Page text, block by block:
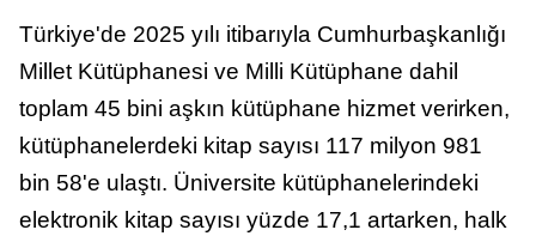
Türkiye'de 2025 yılı itibarıyla Cumhurbaşkanlığı
Millet Kütüphanesi ve Milli Kütüphane dahil
toplam 45 bini aşkın kütüphane hizmet verirken,
kütüphanelerdeki kitap sayısı 117 milyon 981
bin 58'e ulaştı. Üniversite kütüphanelerindeki
elektronik kitap sayısı yüzde 17,1 artarken, halk